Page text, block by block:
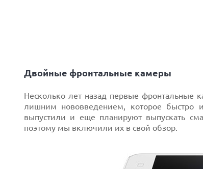
Двойные фронтальные камеры
Несколько лет назад первые
лишним нововведением, которое быстро
выпустили и еще планируют выпускать
поэтому мы включили их в свой обзор.